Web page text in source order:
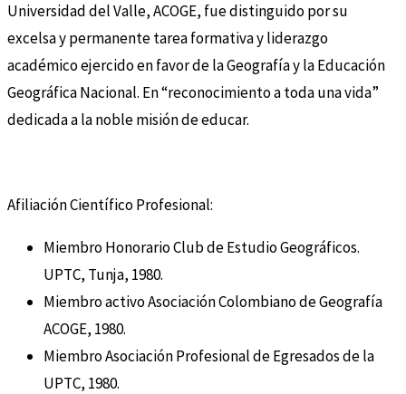
Universidad del Valle, ACOGE, fue distinguido por su
excelsa y permanente tarea formativa y liderazgo
académico ejercido en favor de la Geografía y la Educación
Geográfica Nacional. En “reconocimiento a toda una vida”
dedicada a la noble misión de educar.
Afiliación Científico Profesional:
Miembro Honorario Club de Estudio Geográficos.
UPTC, Tunja, 1980.
Miembro activo Asociación Colombiano de Geografía
ACOGE, 1980.
Miembro Asociación Profesional de Egresados de la
UPTC, 1980.